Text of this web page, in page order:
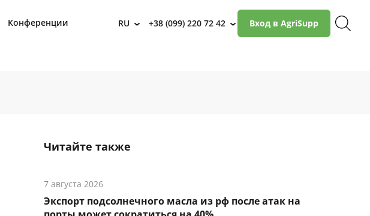
Конференции RU › +38 (099) 220 72 42 › Вход в AgriSupp
Читайте также
7 августа 2026
Экспорт подсолнечного масла из рф после атак на